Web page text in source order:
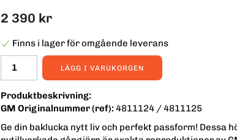
2 390 kr
Finns i lager för omgående leverans
LÄGG I VARUKORGEN
Produktbeskrivning:
GM Originalnummer (ref):4811124 / 4811125
Ge din baklucka nytt liv och perfekt passform! Dessa